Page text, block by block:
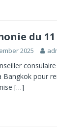
du
2025
Bangkok pour
[…]